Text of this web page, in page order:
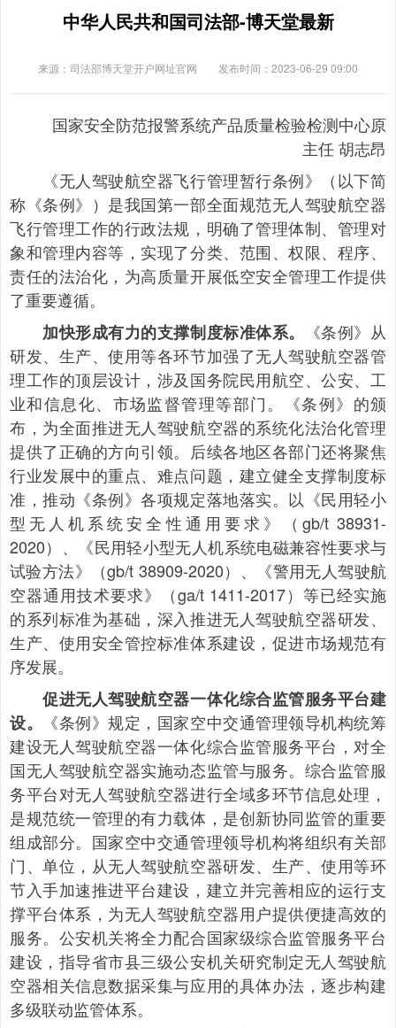
中华人民共和国司法部-博天堂最新
来源：司法部博天堂开户网址官网 发布时间：2023-06-29 09:00
国家安全防范报警系统产品质量检验检测中心原
主任 胡志昂
《无人驾驶航空器飞行管理暂行条例》（以下简
称《条例》）是我国第一部全面规范无人驾驶航空器
飞行管理工作的行政法规，明确了管理体制、管理对
象和管理内容等，实现了分类、范围、权限、程序、
责任的法治化，为高质量开展低空安全管理工作提供
了重要遵循。
加快形成有力的支撑制度标准体系。
《条例》从
研发、生产、使用等各环节加强了无人驾驶航空器管
理工作的顶层设计，涉及国务院民用航空、公安、工
业和信息化、市场监督管理等部门。《条例》的颁
布，为全面推进无人驾驶航空器的系统化法治化管理
提供了正确的方向引领。后续各地区各部门还将聚焦
行业发展中的重点、难点问题，建立健全支撑制度标
准，推动《条例》各项规定落地落实。以《民用轻小
型无人机系统安全性通用要求》（gb/t 38931-
2020）、《民用轻小型无人机系统电磁兼容性要求与
试验方法》（gb/t 38909-2020）、《警用无人驾驶航
空器通用技术要求》（ga/t 1411-2017）等已经实施
的系列标准为基础，深入推进无人驾驶航空器研发、
生产、使用安全管控标准体系建设，促进市场规范有
序发展。
促进无人驾驶航空器一体化综合监管服务平台建
设。
《条例》规定，国家空中交通管理领导机构统筹
建设无人驾驶航空器一体化综合监管服务平台，对全
国无人驾驶航空器实施动态监管与服务。综合监管服
务平台对无人驾驶航空器进行全域多环节信息处理，
是规范统一管理的有力载体，是创新协同监管的重要
组成部分。国家空中交通管理领导机构将组织有关部
门、单位，从无人驾驶航空器研发、生产、使用等环
节入手加速推进平台建设，建立并完善相应的运行支
撑平台体系，为无人驾驶航空器用户提供便捷高效的
服务。公安机关将全力配合国家级综合监管服务平台
建设，指导省市县三级公安机关研究制定无人驾驶航
空器相关信息数据采集与应用的具体办法，逐步构建
多级联动监管体系。